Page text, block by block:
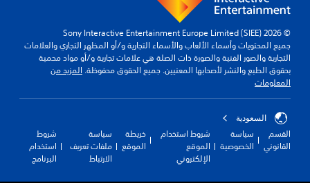
© 2026 Sony Interactive Entertainment Europe Limited (SIEE)
جميع المحتويات وأسماء الألعاب والأسماء التجارية و/أو المظهر التجاري والعلامات
التجارية والصور الفنية والصورة ذات الصلة هي علامات تجارية و/أو مواد محمية
بحقوق الطبع والنشر لأصحابها المعنيين. جميع الحقوق محفوظة. المزيد من
المعلومات
السعودية
القسم
القانوني
سياسة
الخصوصية
شروط استخدام
الموقع
الإلكتروني
خريطة
الموقع
سياسة
ملفات تعريف
الارتباط
شروط
استخدام
البرنامج